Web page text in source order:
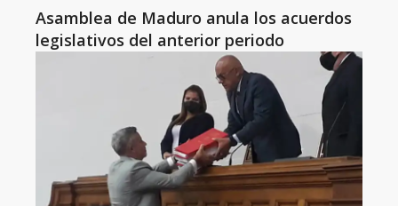
Asamblea de Maduro anula los acuerdos
legislativos del anterior periodo